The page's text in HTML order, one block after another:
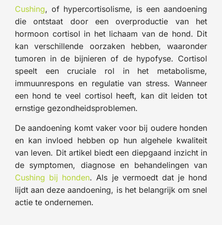
Cushing, of hypercortisolisme, is een aandoening
die ontstaat door een overproductie van het
hormoon cortisol in het lichaam van de hond. Dit
kan verschillende oorzaken hebben, waaronder
tumoren in de bijnieren of de hypofyse. Cortisol
speelt een cruciale rol in het metabolisme,
immuunrespons en regulatie van stress. Wanneer
een hond te veel cortisol heeft, kan dit leiden tot
ernstige gezondheidsproblemen.
De aandoening komt vaker voor bij oudere honden
en kan invloed hebben op hun algehele kwaliteit
van leven. Dit artikel biedt een diepgaand inzicht in
de symptomen, diagnose en behandelingen van
Cushing bij honden. Als je vermoedt dat je hond
lijdt aan deze aandoening, is het belangrijk om snel
actie te ondernemen.